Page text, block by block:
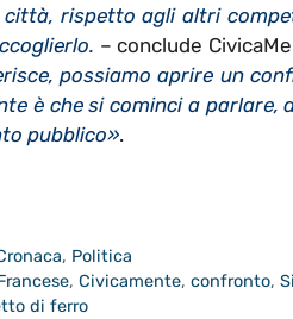
rispetto agli altri
– conclude
possiamo aprire un
è che si cominci a parlare,
pubblico».
, Politica
,Civicamente,confronto,
di ferro